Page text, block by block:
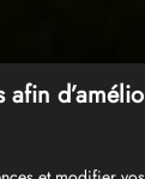
sur
pour